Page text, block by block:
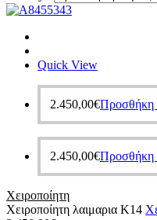
Quick View
2.450,00€Προσθήκη
2.450,00€Προσθήκη
Χειροποίητη
Χειροποίητη λαιμαρια Κ14